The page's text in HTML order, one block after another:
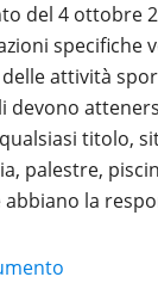
del 4 ottobre
specifiche
attività
devono
titolo,
palestre,
la